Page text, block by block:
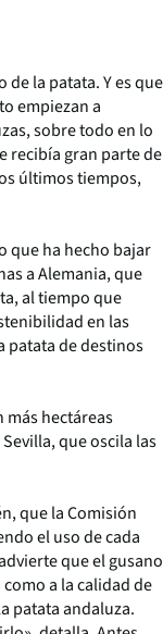
la patata. Y es que
empiezan a
sobre todo en lo
recibía gran parte de
últimos tiempos,
que ha hecho bajar
a Alemania, que
al tiempo que
en las
patata de destinos
más hectáreas
que oscila las
que la Comisión
el uso de cada
que el gusano
a la calidad de
patata andaluza.